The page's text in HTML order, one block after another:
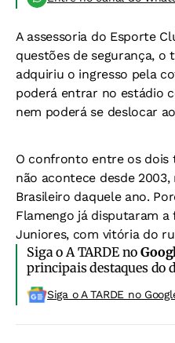
A assessoria do Esporte
questões de segurança,
adquiriu o ingresso pela
poderá entrar no estádio
nem poderá se deslocar
O confronto entre os dois
não acontece desde
Brasileiro daquele ano.
Flamengo já disputaram a
Juniores, com vitória do
Siga o A TARDE no
principais destaques do
Siga o A TARDE no